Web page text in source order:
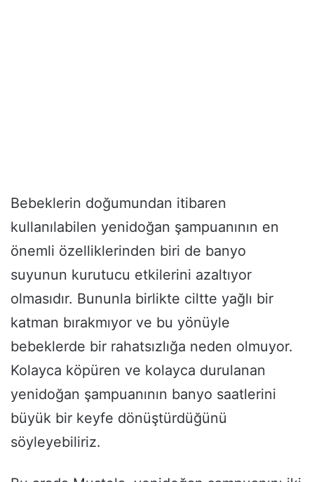
Bebeklerin doğumundan itibaren
kullanılabilen yenidoğan şampuanının en
önemli özelliklerinden biri de banyo
suyunun kurutucu etkilerini azaltıyor
olmasıdır. Bununla birlikte ciltte yağlı bir
katman bırakmıyor ve bu yönüyle
bebeklerde bir rahatsızlığa neden olmuyor.
Kolayca köpüren ve kolayca durulanan
yenidoğan şampuanının banyo saatlerini
büyük bir keyfe dönüştürdüğünü
söyleyebiliriz.